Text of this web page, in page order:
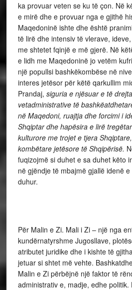
ka provuar veten se ku të çon. Në
e mirë dhe e provuar nga e gjithë
Maqedoninë ishte dhe është
të lirë dhe intensiv të vlerave,
me shtetet fqinjë e më gjerë. Në
e lidh me Maqedoninë jo vetëm
një popullsi bashkëkombëse në
interes jetësor për këtë qarkullim
Prandaj, siguria e njësuar e të
vetadministrative të
në Maqedoni, ruajtja dhe forcimi i
Shqiptar dhe hapësira e lirë
kulturore me trojet e tjera
kombëtare jetësore të Shqipërisë.
fuqizojmë si duhet e sa duhet këto
në gjëndje të mbajmë gjallë idenë
duhur.
Për Malin e Zi. Mali i Zi – një nga
kundërnatyrshme Jugosllave,
atributet juridike dhe i kishte të
jetuar si shtet më vehte.
Malin e Zi përbëjnë një faktor të
administrativ e, madje, edhe politik.